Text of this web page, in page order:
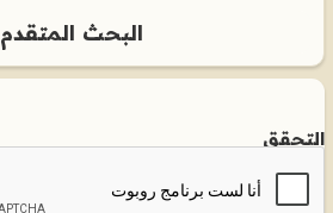
البحث المتقدم
التحقق